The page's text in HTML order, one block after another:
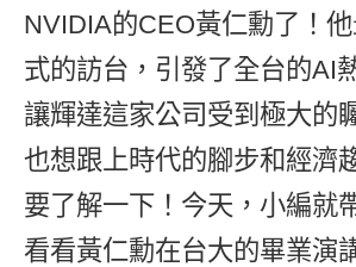
英文寫作
TED Talks
CNN聽力強化
新聞英文
NVIDIA的CEO黃仁勳了！
式的訪台，引發了全台的AI
讓輝達這家公司受到極大的
也想跟上時代的腳步和經濟
要了解一下！今天，小編就
看看黃仁勳在台大的畢業演